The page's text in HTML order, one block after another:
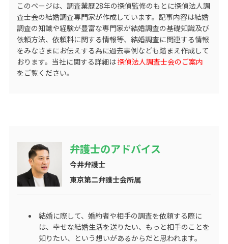
このページは、調査業歴28年の探偵監修のもとに探偵法人調
査士会の結婚調査専門家が作成しています。記事内容は結婚
調査の知識や経験が豊富な専門家が結婚調査の基礎知識及び
依頼方法、依頼料に関する情報等、結婚調査に関連する情報
をみなさまにお伝えする為に過去事例なども踏まえ作成して
おります。当社に関する詳細は探偵法人調査士会のご案内
をご覧ください。
弁護士のアドバイス
今井弁護士
東京第二弁護士会所属
結婚に際して、婚約者や相手の調査を依頼する際に
は、幸せな結婚生活を送りたい、もっと相手のことを
知りたい、という想いがあるからだと思われます。